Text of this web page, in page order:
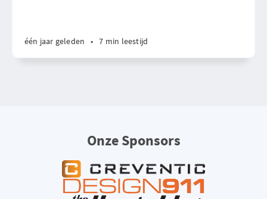
één jaar geleden • 7 min leestijd
Onze Sponsors